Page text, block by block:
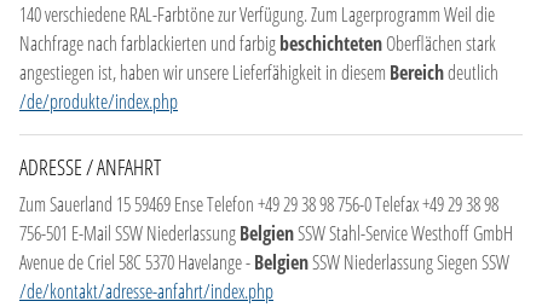
140 verschiedene RAL-Farbtöne zur Verfügung. Zum Lagerprogramm Weil die
Nachfrage nach farblackierten und farbigbeschichtetenOberflächen stark
angestiegen ist, haben wir unsere Lieferfähigkeit in diesem Bereichdeutlich
/de/produkte/index.php
ADRESSE / ANFAHRT
Zum Sauerland 15 59469 Ense Telefon +49 29 38 98 756-0 Telefax +49 29 38 98
756-501 E-Mail SSW NiederlassungBelgienSSW Stahl-Service Westhoff GmbH
Avenue de Criel 58C 5370 Havelange -BelgienSSW Niederlassung Siegen SSW
/de/kontakt/adresse-anfahrt/index.php